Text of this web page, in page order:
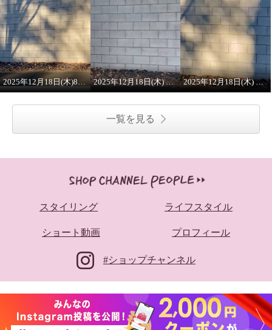
2025年12月18日(木)8:00 ON AIR 2025年12月18日(木) 8:00 ON AIR 2025年12月18日(木) 8:00 ON AIR ワンピース
一覧を見る
スタイリング ライフスタイル
ショート動画 プロフィール
#ショップチャンネル